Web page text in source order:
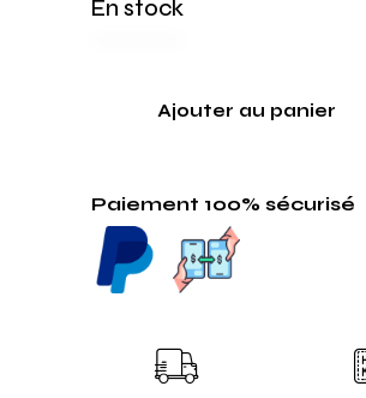
En stock
Ajouter au panier
Paiement 100% sécurisé